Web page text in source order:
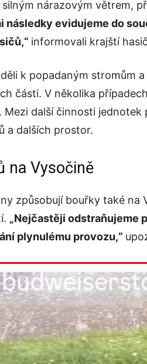
nárazovým větrem,
následky evidujeme do
informovali krajští
k popadaným stromům
části. V několika
Mezi další činnosti
a dalších prostor.
na Vysočině
způsobují bouřky také na
„Nejčastěji odstraňujeme
plynulému provozu,“